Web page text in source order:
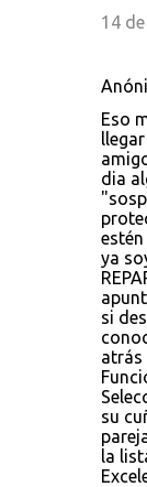
14
Eso
dia
ya
si
atrás
su
la